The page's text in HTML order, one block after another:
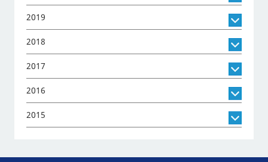
2019
2018
2017
2016
2015